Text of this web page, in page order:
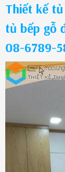
Thiết kế
tủ bếp gỗ
08-6789-